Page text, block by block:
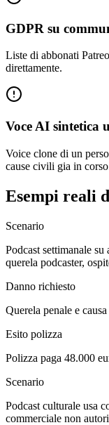
GDPR su
Liste di abbonati
direttamente.
Voce AI sintetica
Voice clone di un
cause civili gia in
Esempi reali
Scenario
Podcast settimanale
querela podcaster,
Danno richiesto
Querela penale e
Esito polizza
Polizza paga 48.000
Scenario
Podcast culturale usa
commerciale non